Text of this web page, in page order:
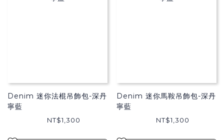
Denim 迷你法棍吊飾包-深丹
寧藍
NT$1,300
Denim 迷你馬鞍吊飾包-深丹
寧藍
NT$1,300